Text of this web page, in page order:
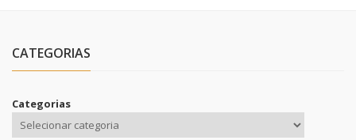
CATEGORIAS
Categorias